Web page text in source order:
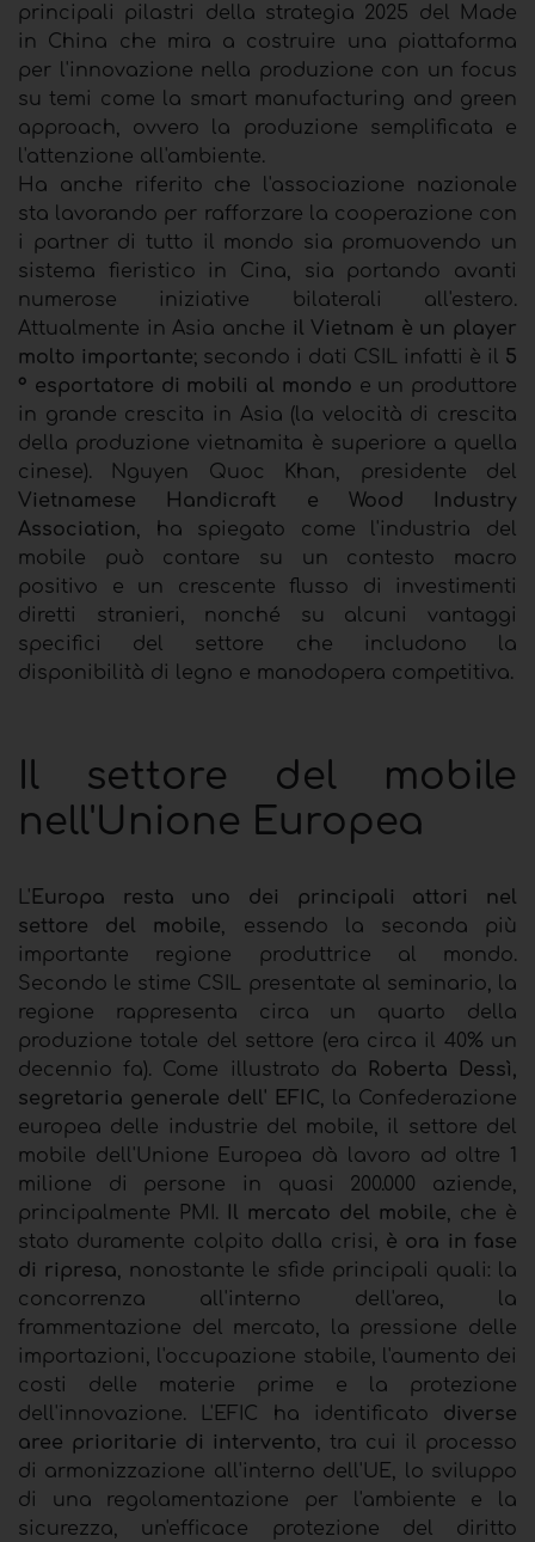
principali pilastri della strategia 2025 del Made
in China che mira a costruire una piattaforma
per l'innovazione nella produzione con un focus
su temi come la smart manufacturing and green
approach, ovvero la produzione semplificata e
l'attenzione all'ambiente.
Ha anche riferito che l'associazione nazionale
sta lavorando per rafforzare la cooperazione con
i partner di tutto il mondo sia promuovendo un
sistema fieristico in Cina, sia portando avanti
numerose iniziative bilaterali all'estero.
Attualmente in Asia anche il Vietnam è un player
molto importante; secondo i dati CSIL infatti è il 5
° esportatore di mobili al mondo e un produttore
in grande crescita in Asia (la velocità di crescita
della produzione vietnamita è superiore a quella
cinese). Nguyen Quoc Khan, presidente del
Vietnamese Handicraft e Wood Industry
Association, ha spiegato come l'industria del
mobile può contare su un contesto macro
positivo e un crescente flusso di investimenti
diretti stranieri, nonché su alcuni vantaggi
specifici del settore che includono la
disponibilità di legno e manodopera competitiva.
Il settore del mobile
nell'Unione Europea
L' Europa resta uno dei principali attori nel
settore del mobile, essendo la seconda più
importante regione produttrice al mondo.
Secondo le stime CSIL presentate al seminario, la
regione rappresenta circa un quarto della
produzione totale del settore (era circa il 40% un
decennio fa). Come illustrato da
Roberta Dessì,
segretaria generale dell' EFIC, la Confederazione
europea delle industrie del mobile, il settore del
mobile dell'Unione Europea dà lavoro ad oltre 1
milione di persone in quasi 200.000 aziende,
principalmente PMI.
Il mercato del mobile, che è
stato duramente colpito dalla crisi, è ora in fase
di ripresa, nonostante le sfide principali quali: la
concorrenza all'interno dell'area, la
frammentazione del mercato, la pressione delle
importazioni, l'occupazione stabile, l'aumento dei
costi delle materie prime e la protezione
dell'innovazione. L'EFIC ha identificato diverse
aree prioritarie di intervento, tra cui il processo
di armonizzazione all'interno dell'UE, lo sviluppo
di una regolamentazione per l'ambiente e la
sicurezza, un'efficace protezione del diritto